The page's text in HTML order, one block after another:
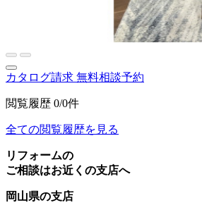
カタログ請求 無料相談予約
閲覧履歴 0/0件
全ての閲覧履歴を見る
リフォームの
ご相談はお近くの支店へ
岡山県の支店